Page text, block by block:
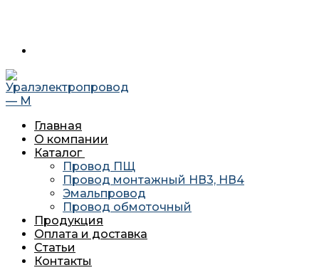
Главная
О компании
Каталог
Провод ПЩ
Провод монтажный НВ3, НВ4
Эмальпровод
Провод обмоточный
Продукция
Оплата и доставка
Статьи
Контакты